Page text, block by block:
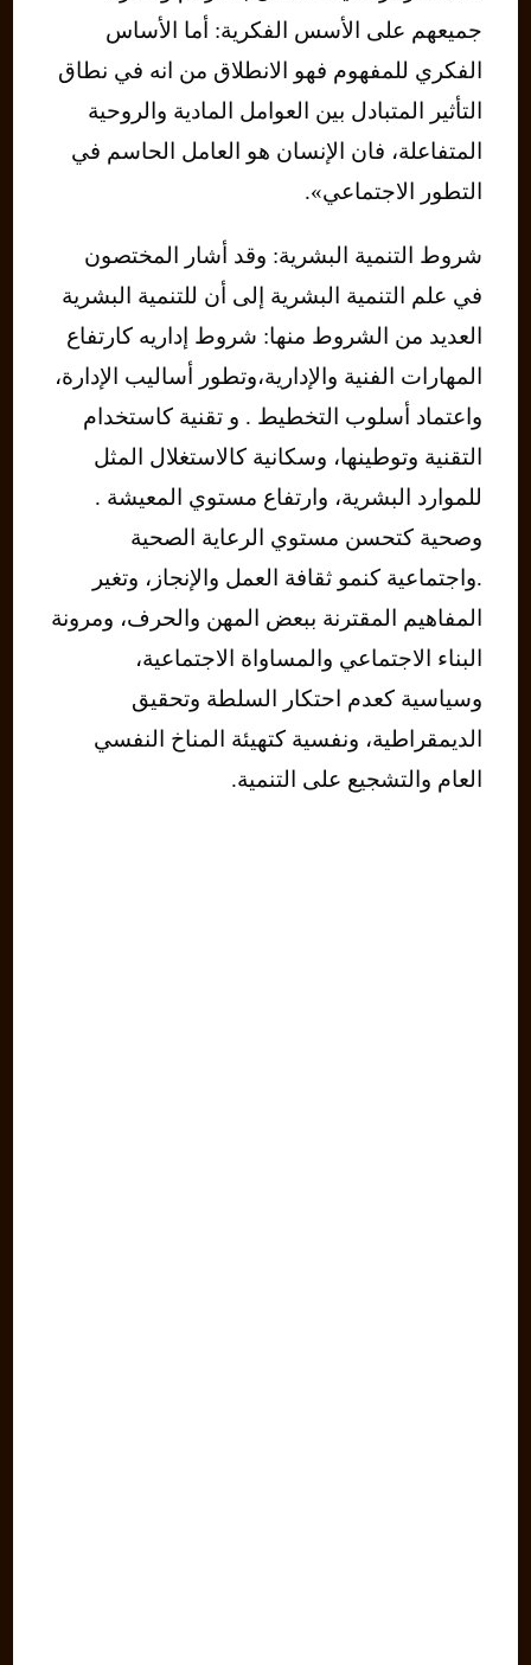
جميعهم على الأسس الفكرية: أما الأساس
الفكري للمفهوم فهو الانطلاق من انه في نطاق
التأثير المتبادل بين العوامل المادية والروحية
المتفاعلة، فان الإنسان هو العامل الحاسم في
التطور الاجتماعي».
شروط التنمية البشرية: وقد أشار المختصون
في علم التنمية البشرية إلى أن للتنمية البشرية
العديد من الشروط منها: شروط إداريه كارتفاع
المهارات الفنية والإدارية،وتطور أساليب الإدارة،
واعتماد أسلوب التخطيط . و تقنية كاستخدام
التقنية وتوطينها، وسكانية كالاستغلال المثل
للموارد البشرية، وارتفاع مستوي المعيشة .
وصحية كتحسن مستوي الرعاية الصحية
.واجتماعية كنمو ثقافة العمل والإنجاز، وتغير
المفاهيم المقترنة ببعض المهن والحرف، ومرونة
البناء الاجتماعي والمساواة الاجتماعية،
وسياسية كعدم احتكار السلطة وتحقيق
الديمقراطية، ونفسية كتهيئة المناخ النفسي
العام والتشجيع على التنمية.